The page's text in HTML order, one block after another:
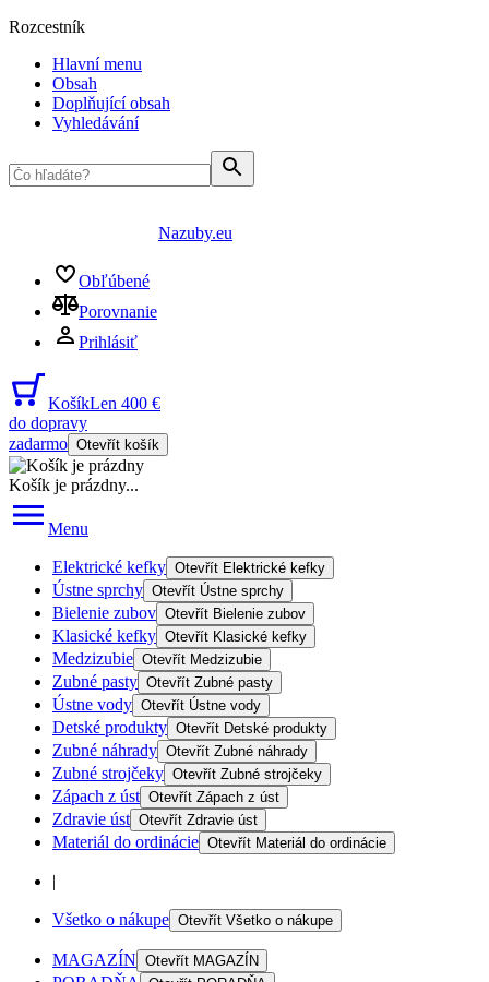
Rozcestník
Hlavní menu
Obsah
Doplňující obsah
Vyhledávání
Nazuby.eu
Obľúbené
Porovnanie
Prihlásiť
KošíkLen 400 €
do dopravy
zadarmo Otevřít košík
Košík je prázdny...
Menu
Elektrické kefky Otevřít Elektrické kefky
Ústne sprchy Otevřít Ústne sprchy
Bielenie zubov Otevřít Bielenie zubov
Klasické kefky Otevřít Klasické kefky
Medzizubie Otevřít Medzizubie
Zubné pasty Otevřít Zubné pasty
Ústne vody Otevřít Ústne vody
Detské produkty Otevřít Detské produkty
Zubné náhrady Otevřít Zubné náhrady
Zubné strojčeky Otevřít Zubné strojčeky
Zápach z úst Otevřít Zápach z úst
Zdravie úst Otevřít Zdravie úst
Materiál do ordinácie Otevřít Materiál do ordinácie
|
Všetko o nákupe Otevřít Všetko o nákupe
MAGAZÍN Otevřít MAGAZÍN